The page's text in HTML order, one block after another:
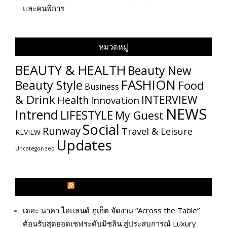
และคนพิการ
หมวดหมู่
BEAUTY & HEALTH Beauty New
Beauty Style Business FASHION Food
& Drink Health Innovation INTERVIEW
Intrend LIFESTYLE My​ Guest NEWS
REVIEW RunwaySocial Travel & Leisure
Uncategorized Updates
เดอะ นาคา ไอแลนด์ ภูเก็ต จัดงาน “Across the Table”
ต้อนรับสุดยอดเชฟระดับมิชลิน สู่ประสบการณ์ Luxury